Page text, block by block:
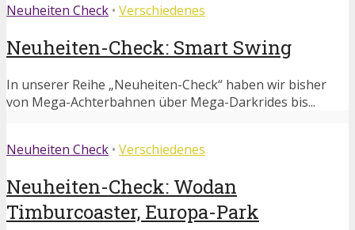
Neuheiten Check • Verschiedenes
Neuheiten-Check: Smart Swing
In unserer Reihe „Neuheiten-Check“ haben wir bisher
von Mega-Achterbahnen über Mega-Darkrides bis...
Neuheiten Check • Verschiedenes
Neuheiten-Check: Wodan
Timburcoaster, Europa-Park